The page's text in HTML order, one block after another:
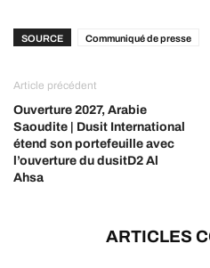
SOURCE Communiqué de presse
Article précédent
Ouverture 2027, Arabie
Saoudite | Dusit International
étend son portefeuille avec
l’ouverture du dusitD2 Al
Ahsa
ARTICLES